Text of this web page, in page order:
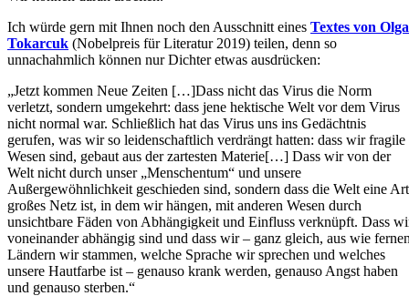
Ich würde gern mit Ihnen noch den Ausschnitt eines Textes von Olga
Tokarcuk (Nobelpreis für Literatur 2019) teilen, denn so
unnachahmlich können nur Dichter etwas ausdrücken:
„Jetzt kommen Neue Zeiten […]Dass nicht das Virus die Norm
verletzt, sondern umgekehrt: dass jene hektische Welt vor dem Virus
nicht normal war. Schließlich hat das Virus uns ins Gedächtnis
gerufen, was wir so leidenschaftlich verdrängt hatten: dass wir fragile
Wesen sind, gebaut aus der zartesten Materie[…] Dass wir von der
Welt nicht durch unser „Menschentum“ und unsere
Außergewöhnlichkeit geschieden sind, sondern dass die Welt eine Art
großes Netz ist, in dem wir hängen, mit anderen Wesen durch
unsichtbare Fäden von Abhängigkeit und Einfluss verknüpft. Dass
voneinander abhängig sind und dass wir – ganz gleich, aus wie
Ländern wir stammen, welche Sprache wir sprechen und welches
unsere Hautfarbe ist – genauso krank werden, genauso Angst haben
und genauso sterben.“